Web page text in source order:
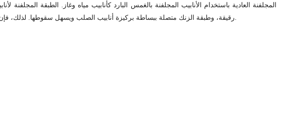
المجلفنة العادية باستخدام الأنابيب المجلفنة بالغمس البارد كأنابيب مياه وغاز. الطبقة